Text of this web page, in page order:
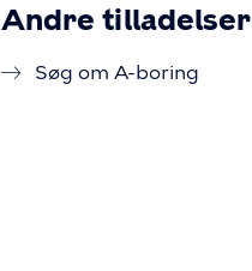
Andre tilladelser
Søg om A-boring